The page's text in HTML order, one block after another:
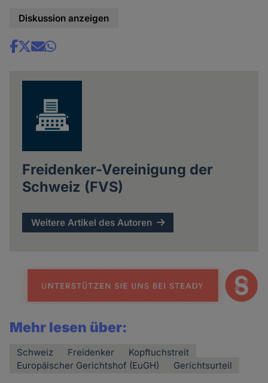
Diskussion anzeigen
Share
Freidenker-Vereinigung der
Schweiz (FVS)
Weitere Artikel des Autoren
Mehr lesen über:
Schweiz Freidenker
Kopftuchstreit
Europäischer Gerichtshof (EuGH)
Gerichtsurteil